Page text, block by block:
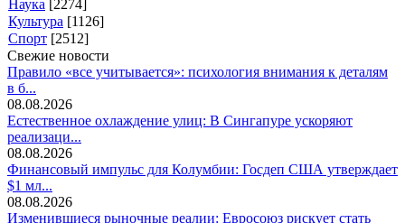
Наука [2274]
Культура [1126]
Спорт [2512]
Свежие новости
Правило «все учитывается»: психология внимания к деталям
в б...
08.08.2026
Естественное охлаждение улиц: В Сингапуре ускоряют
реализаци...
08.08.2026
Финансовый импульс для Колумбии: Госдеп США утверждает
$1 мл...
08.08.2026
Изменившиеся рыночные реалии: Евросоюз рискует стать